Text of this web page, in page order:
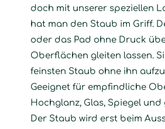
doch mit unserer speziellen
hat man den Staub im Griff.
oder das Pad ohne Druck
Oberflächen gleiten lassen.
feinsten Staub ohne ihn
Geeignet für empfindliche
Hochglanz, Glas, Spiegel
Der Staub wird erst beim